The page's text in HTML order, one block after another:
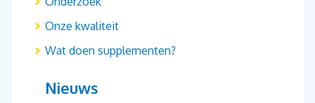
Onze kwaliteit
Wat doen supplementen?
Nieuws